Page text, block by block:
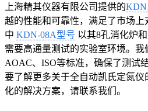
上海精其仪器有限公司提供的KDN
越的性能和可靠性，满足了市场
中 KDN-08A型号 以其8孔消化炉
需要高通量测试的实验室环境。我
AOAC、ISO等标准，确保了测试
要了解更多关于全自动凯氏定氮仪
化的解决方案，请联系我们。